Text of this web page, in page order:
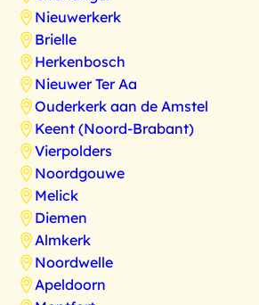
Nieuwerkerk
Brielle
Herkenbosch
Nieuwer Ter Aa
Ouderkerk aan de Amstel
Keent (Noord-Brabant)
Vierpolders
Noordgouwe
Melick
Diemen
Almkerk
Noordwelle
Apeldoorn